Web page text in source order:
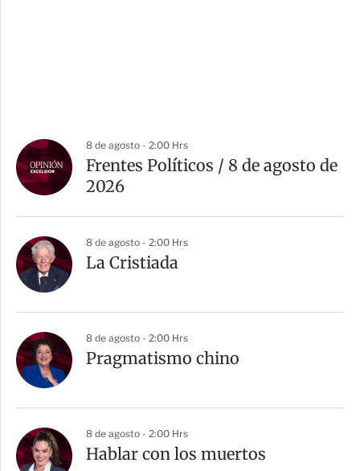
8 de agosto - 2:00 Hrs
Frentes Políticos / 8 de agosto de
2026
8 de agosto - 2:00 Hrs
La Cristiada
8 de agosto - 2:00 Hrs
Pragmatismo chino
8 de agosto - 2:00 Hrs
Hablar con los muertos